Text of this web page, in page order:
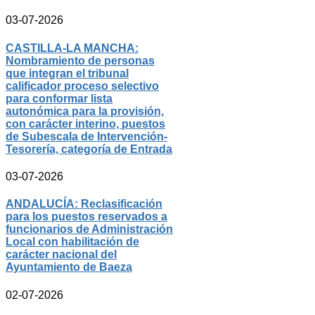
03-07-2026
CASTILLA-LA MANCHA:
Nombramiento de personas
que integran el tribunal
calificador proceso selectivo
para conformar lista
autonómica para la provisión,
con carácter interino, puestos
de Subescala de Intervención-
Tesorería, categoría de Entrada
03-07-2026
ANDALUCÍA: Reclasificación
para los puestos reservados a
funcionarios de Administración
Local con habilitación de
carácter nacional del
Ayuntamiento de Baeza
02-07-2026